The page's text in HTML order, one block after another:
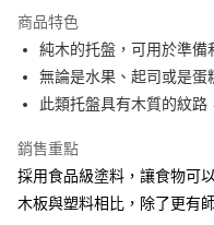
街口支付
悠遊付
相關說明
【關於「AFTEE先享後付」】
AFTEE先享後付是「在收到商
便利好安心！
ATM付款
商品特色
純木的托盤，可用於準備
無論是水果、起司或是蛋
此類托盤具有木質的紋路
銷售重點
採用食品級塗料，讓食物可
木板與塑料相比，除了更有